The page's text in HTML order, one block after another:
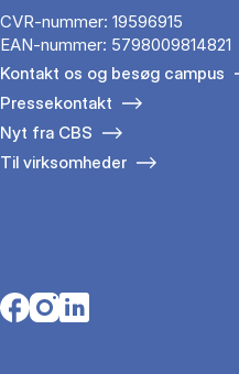
CVR-nummer: 19596915
EAN-nummer: 5798009814821
Kontakt os og besøg campus
Pressekontakt
Nyt fra CBS
Til virksomheder
Opens in a new tab
Opens in a new tab
Opens in a new tab